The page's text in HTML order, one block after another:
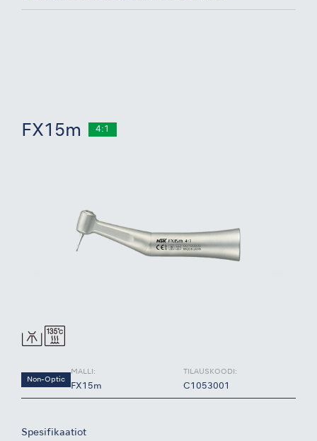
FX15m 4:1
Non-Optic
MALLI:
FX15m
TILAUSKOODI:
C1053001
Spesifikaatiot